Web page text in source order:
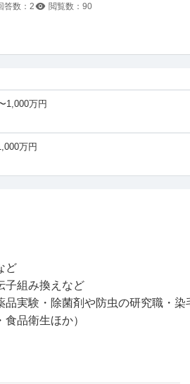
答数： 2 閲覧数： 90
1,000万円
万円
ど
子組み換えなど
実験・除菌剤や防虫の研究職・染
品衛生ほか）